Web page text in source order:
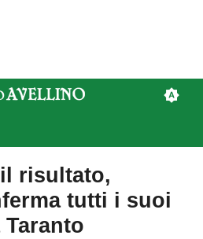
risultato,
tutti i suoi
Taranto